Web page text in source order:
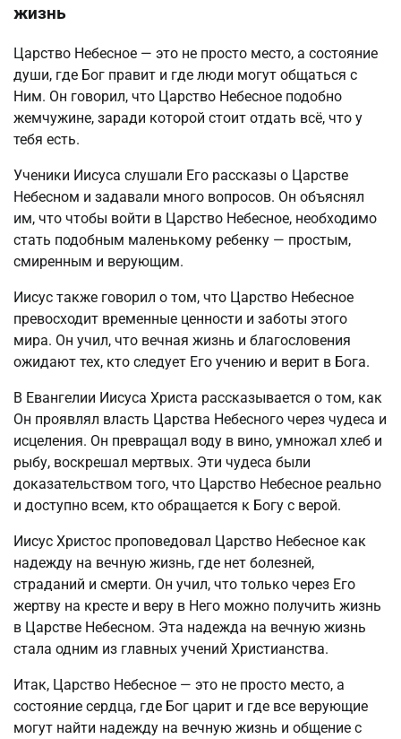
жизнь
Царство Небесное — это не просто место, а состояние
души, где Бог правит и где люди могут общаться с
Ним. Он говорил, что Царство Небесное подобно
жемчужине, заради которой стоит отдать всё, что у
тебя есть.
Ученики Иисуса слушали Его рассказы о Царстве
Небесном и задавали много вопросов. Он объяснял
им, что чтобы войти в Царство Небесное, необходимо
стать подобным маленькому ребенку — простым,
смиренным и верующим.
Иисус также говорил о том, что Царство Небесное
превосходит временные ценности и заботы этого
мира. Он учил, что вечная жизнь и благословения
ожидают тех, кто следует Его учению и верит в Бога.
В Евангелии Иисуса Христа рассказывается о том, как
Он проявлял власть Царства Небесного через чудеса и
исцеления. Он превращал воду в вино, умножал хлеб и
рыбу, воскрешал мертвых. Эти чудеса были
доказательством того, что Царство Небесное реально
и доступно всем, кто обращается к Богу с верой.
Иисус Христос проповедовал Царство Небесное как
надежду на вечную жизнь, где нет болезней,
страданий и смерти. Он учил, что только через Его
жертву на кресте и веру в Него можно получить жизнь
в Царстве Небесном. Эта надежда на вечную жизнь
стала одним из главных учений Христианства.
Итак, Царство Небесное — это не просто место, а
состояние сердца, где Бог царит и где все верующие
могут найти надежду на вечную жизнь и общение с